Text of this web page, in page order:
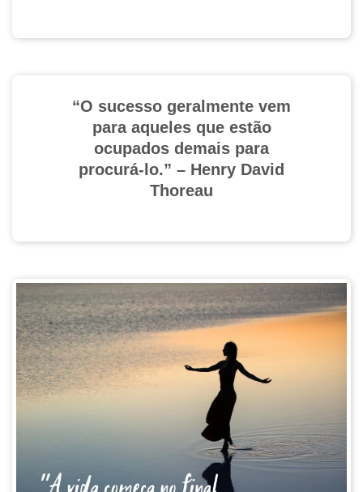
“O sucesso geralmente vem
para aqueles que estão
ocupados demais para
procurá-lo.” – Henry David
Thoreau